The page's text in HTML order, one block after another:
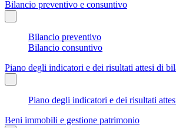
Bilancio preventivo e consuntivo
Bilancio preventivo
Bilancio consuntivo
Piano degli indicatori e dei risultati attesi di
Piano degli indicatori e dei risultati
Beni immobili e gestione patrimonio